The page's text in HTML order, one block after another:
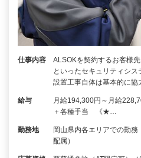
仕事内容
ALSOKを契約するお客様
といったセキュリティシス
設置工事自体は基本的に協
給与
月給194,300円～月給
＋各種手当 《★…
勤務地
岡山県内各エリアでの勤
配属）